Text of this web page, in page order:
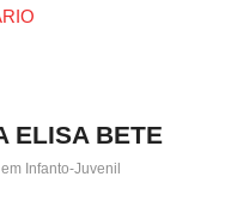
ELISA BETE
em Infanto-Juvenil